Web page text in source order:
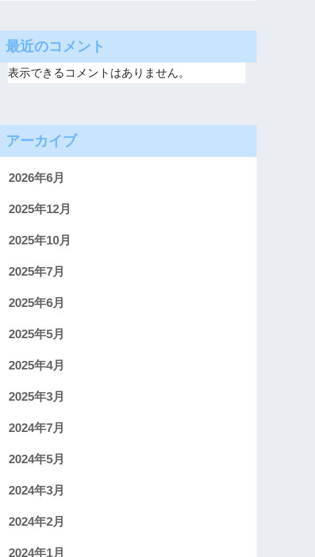
最近のコメント
表示できるコメントはありません。
アーカイブ
2026年6月
2025年12月
2025年10月
2025年7月
2025年6月
2025年5月
2025年4月
2025年3月
2024年7月
2024年5月
2024年3月
2024年2月
2024年1月